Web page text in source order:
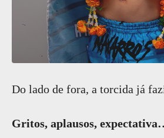
Do lado de fora, a torcida já
Gritos, aplausos,